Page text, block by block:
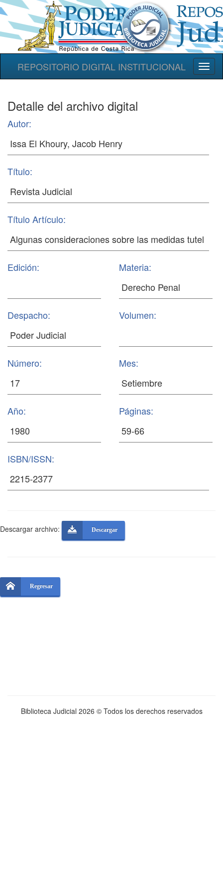
REPOSITORIO DIGITAL INSTITUCIONAL
Detalle del archivo digital
Autor:
Título:
Título Artículo:
Edición: Materia:
Despacho: Volumen:
Número: Mes:
Año: Páginas:
ISBN/ISSN:
Descargar archivo: Descargar
Regresar
Biblioteca Judicial 2026 © Todos los derechos reservados